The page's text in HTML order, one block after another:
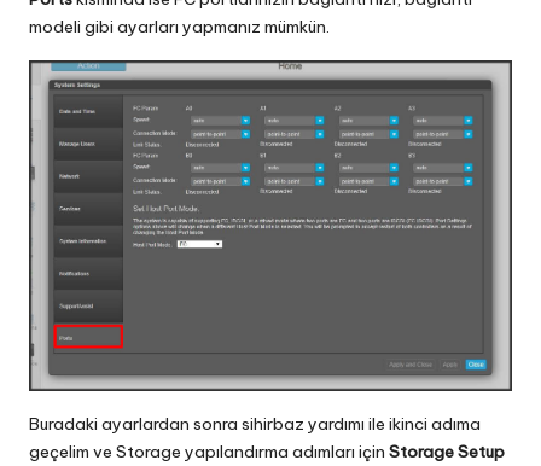
modeli gibi ayarları yapmanız mümkün.
Buradaki ayarlardan sonra sihirbaz yardımı ile ikinci adıma
geçelim ve Storage yapılandırma adımları için Storage Setup